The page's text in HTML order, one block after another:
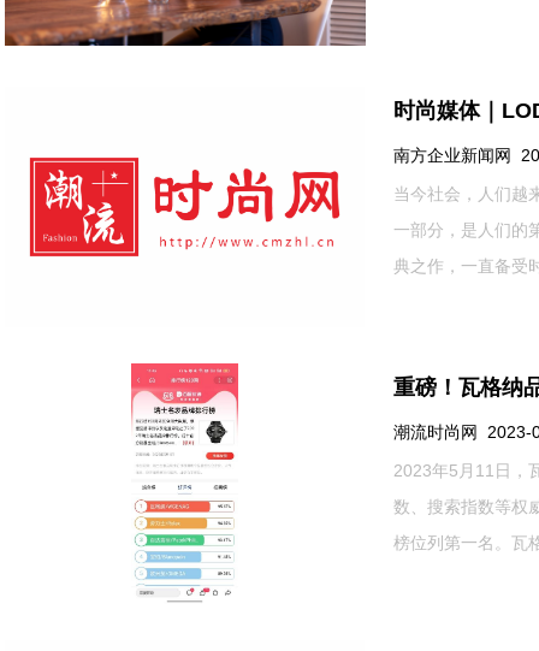
时尚媒体｜
南方企业新闻网
当今社会，人们越
一部分，是人们的
典之作，一直备受
重磅！瓦格纳
潮流时尚网 2023-
2023年5月11日，
数、搜索指数等权
榜位列第一名。瓦